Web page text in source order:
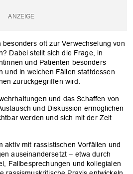
oft zur Verwechselung von
Dabei stellt sich die Frage, in
und Patienten besonders
und in welchen Fällen stattdessen
zurückgegriffen wird.
und das Schaffen von
und Diskussion ermöglichen
werden und sich mit der Zeit
aktiv mit rassistischen Vorfällen und
auseinandersetzt – etwa durch
Fallbesprechungen und kollegialen